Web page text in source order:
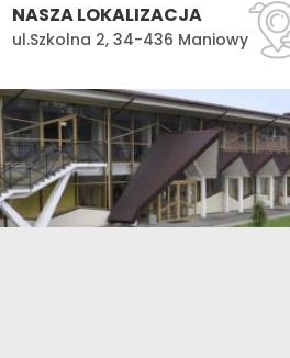
NASZA LOKALIZACJA
ul.Szkolna 2, 34-436 Maniowy